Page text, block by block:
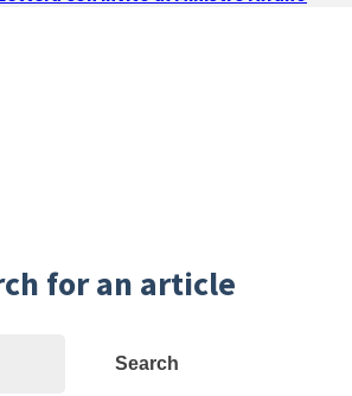
for an article
Search